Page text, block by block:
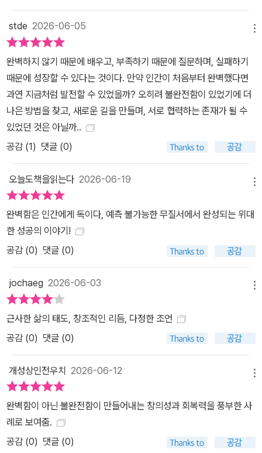
stde 2026-06-05
완벽하지 않기 때문에 배우고, 부족하기 때문에 질문하며, 실패하기
때문에 성장할 수 있다는 것이다. 만약 인간이 처음부터 완벽했다면
과연 지금처럼 발전할 수 있었을까? 오히려 불완전함이 있었기에 더
나은 방법을 찾고, 새로운 길을 만들며, 서로 협력하는 존재가 될 수
있었던 것은 아닐까..
공감 (1) 댓글 (0)
오늘도책을읽는다 2026-06-19
완벽함은 인간에게 독이다, 예측 불가능한 무질서에서 완성되는 위대
한 성공의 이야기!
공감 (0) 댓글 (0)
jochaeg 2026-06-03
근사한 삶의 태도, 창조적인 리듬, 다정한 조언
공감 (0) 댓글 (0)
개성상인전우치 2026-06-12
완벽함이 아닌 불완전함이 만들어내는 창의성과 회복력을 풍부한 사
례로 보여줌.
공감 (0) 댓글 (0)